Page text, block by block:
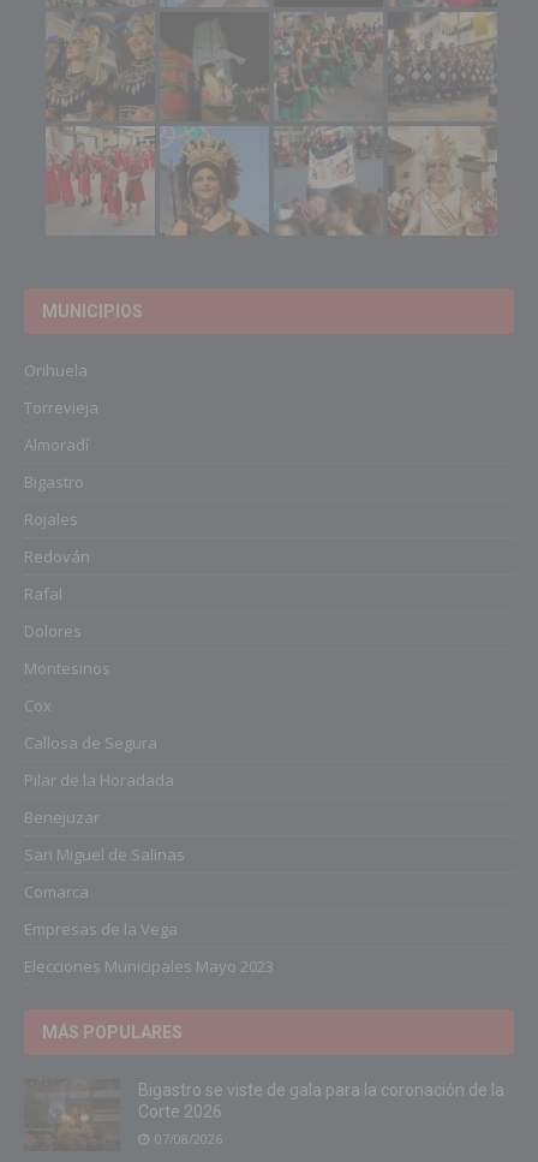
MUNICIPIOS
Orihuela
Torrevieja
Almoradí
Bigastro
Rojales
Redován
Rafal
Dolores
Montesinos
Cox
Callosa de Segura
Pilar de la Horadada
Benejuzar
San Miguel de Salinas
Comarca
Empresas de la Vega
Elecciones Municipales Mayo 2023
MÁS POPULARES
Bigastro se viste de gala para la coronación de la
Corte 2026
07/08/2026